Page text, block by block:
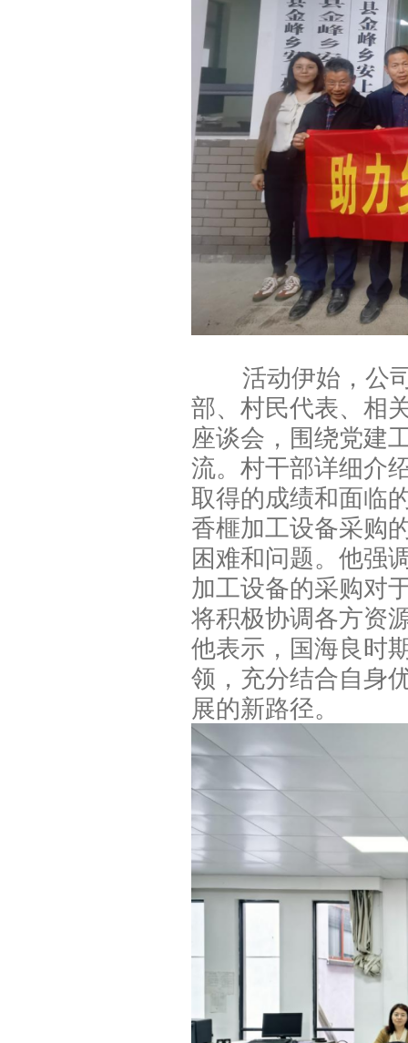
活动伊始，公司
部、村民代表、相
座谈会，围绕党建
流。村干部详细介
取得的成绩和面临
香榧加工设备采购
困难和问题。他强
加工设备的采购对
将积极协调各方资
他表示，国海良时
领，充分结合自身
展的新路径。